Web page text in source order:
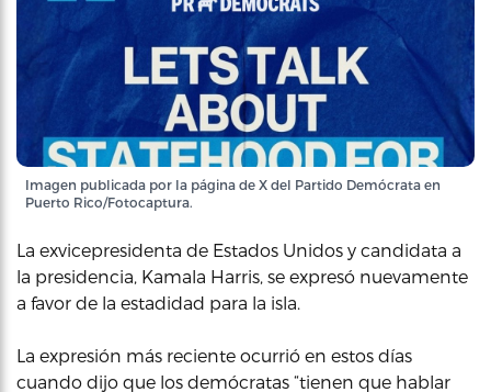
Imagen publicada por la página de X del Partido Demócrata en
Puerto Rico/Fotocaptura.
La exvicepresidenta de Estados Unidos y candidata a
la presidencia, Kamala Harris, se expresó nuevamente
a favor de la estadidad para la isla.
La expresión más reciente ocurrió en estos días
cuando dijo que los demócratas “tienen que hablar